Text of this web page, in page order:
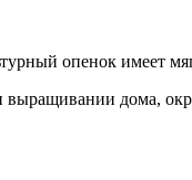
опенок имеет
дома,